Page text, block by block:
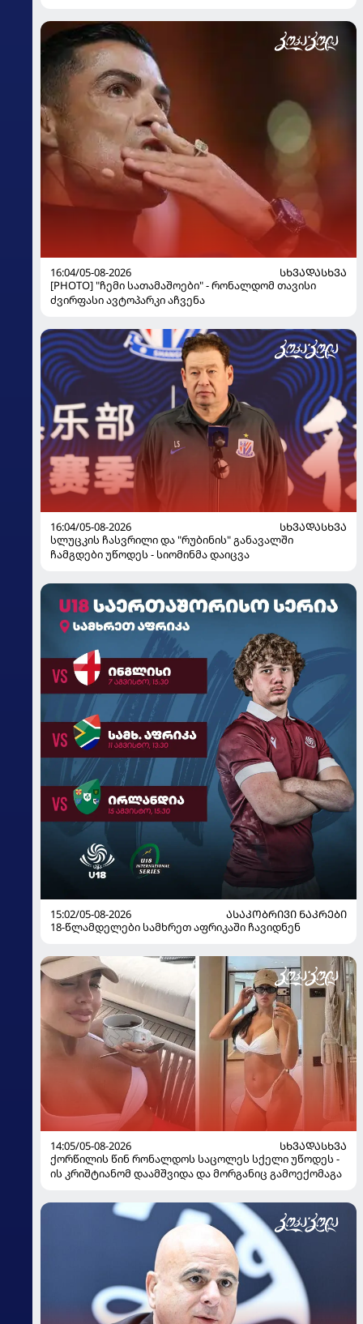
16:04/05-08-2026
ᲡᲮᲕᲐᲓᲐᲡᲮᲕᲐ
[PHOTO] "ჩემი სათამაშოები" - რონალდომ თავისი
ძვირფასი ავტოპარკი აჩვენა
16:04/05-08-2026
ᲡᲮᲕᲐᲓᲐᲡᲮᲕᲐ
სლუცკის ჩასვრილი და "რუბინის" განავალში
ჩამგდები უწოდეს - სიომინმა დაიცვა
15:02/05-08-2026
ᲐᲡᲐᲙᲝᲑᲠᲘᲕᲘ ᲜᲐᲙᲠᲔᲑᲘ
18-წლამდელები სამხრეთ აფრიკაში ჩავიდნენ
14:05/05-08-2026
ᲡᲮᲕᲐᲓᲐᲡᲮᲕᲐ
ქორწილის წინ რონალდოს საცოლეს სქელი უწოდეს -
ის კრიშტიანომ დაამშვიდა და მორგანიც გამოექომაგა